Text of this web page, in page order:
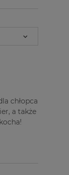
chłopca
a także